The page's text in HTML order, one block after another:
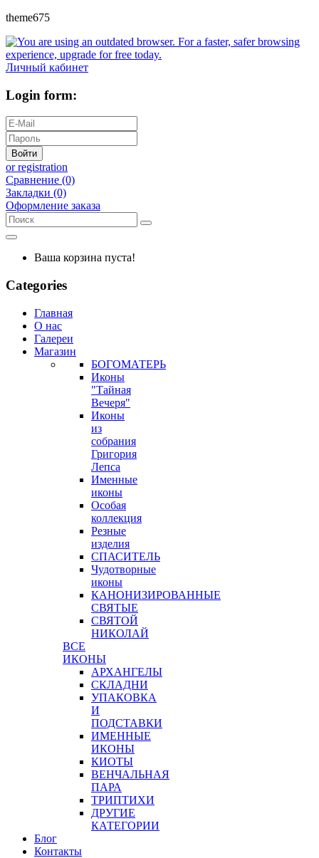
theme675
Личный кабинет
Login form:
Войти
or registration
Сравнение (0)
Закладки (0)
Оформление заказа
Ваша корзина пуста!
Categories
Главная
О нас
Галереи
Магазин
БОГОМАТЕРЬ
Иконы
"Тайная
Вечеря"
Иконы
из
собрания
Григория
Лепса
Именные
иконы
Особая
коллекция
Резные
изделия
СПАСИТЕЛЬ
Чудотворные
иконы
КАНОНИЗИРОВАННЫЕ
СВЯТЫЕ
СВЯТОЙ
НИКОЛАЙ
ВСЕ
ИКОНЫ
АРХАНГЕЛЫ
СКЛАДНИ
УПАКОВКА
И
ПОДСТАВКИ
ИМЕННЫЕ
ИКОНЫ
КИОТЫ
ВЕНЧАЛЬНАЯ
ПАРА
ТРИПТИХИ
ДРУГИЕ
КАТЕГОРИИ
Блог
Контакты